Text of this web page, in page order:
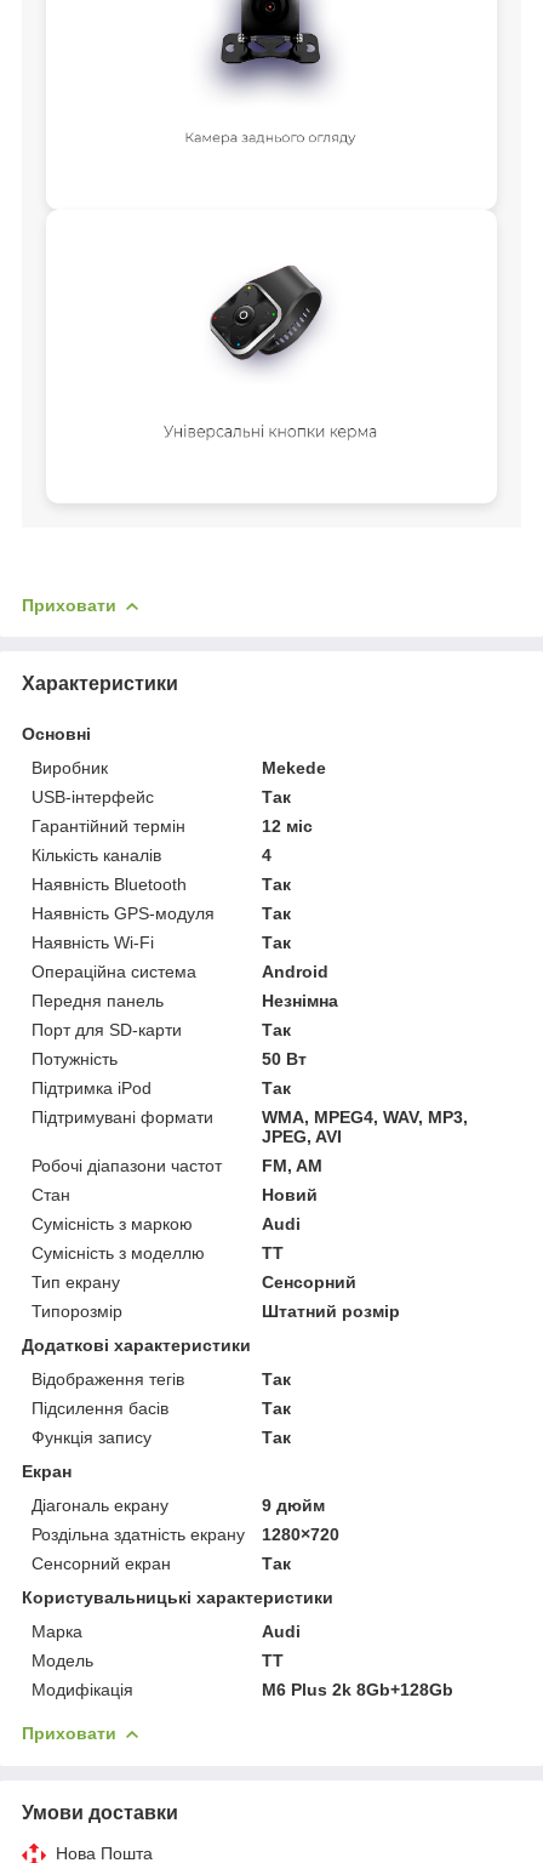
Приховати
Характеристики
Основні
Виробник
Mekede
USB-інтерфейс
Так
Гарантійний термін
12 міс
Кількість каналів
4
Наявність Bluetooth
Так
Наявність GPS-модуля
Так
Наявність Wi-Fi
Так
Операційна система
Android
Передня панель
Незнімна
Порт для SD-карти
Так
Потужність
50 Вт
Підтримка iPod
Так
Підтримувані формати
WMA, MPEG4, WAV, MP3,
JPEG, AVI
Робочі діапазони частот
FM, AM
Стан
Новий
Сумісність з маркою
Audi
Сумісність з моделлю
TT
Тип екрану
Сенсорний
Типорозмір
Штатний розмір
Додаткові характеристики
Відображення тегів
Так
Підсилення басів
Так
Функція запису
Так
Екран
Діагональ екрану
9 дюйм
Роздільна здатність екрану
1280×720
Сенсорний екран
Так
Користувальницькі характеристики
Марка
Audi
Мoдель
TT
Модифікація
M6 Plus 2k 8Gb+128Gb
Приховати
Умови доставки
Нова Пошта